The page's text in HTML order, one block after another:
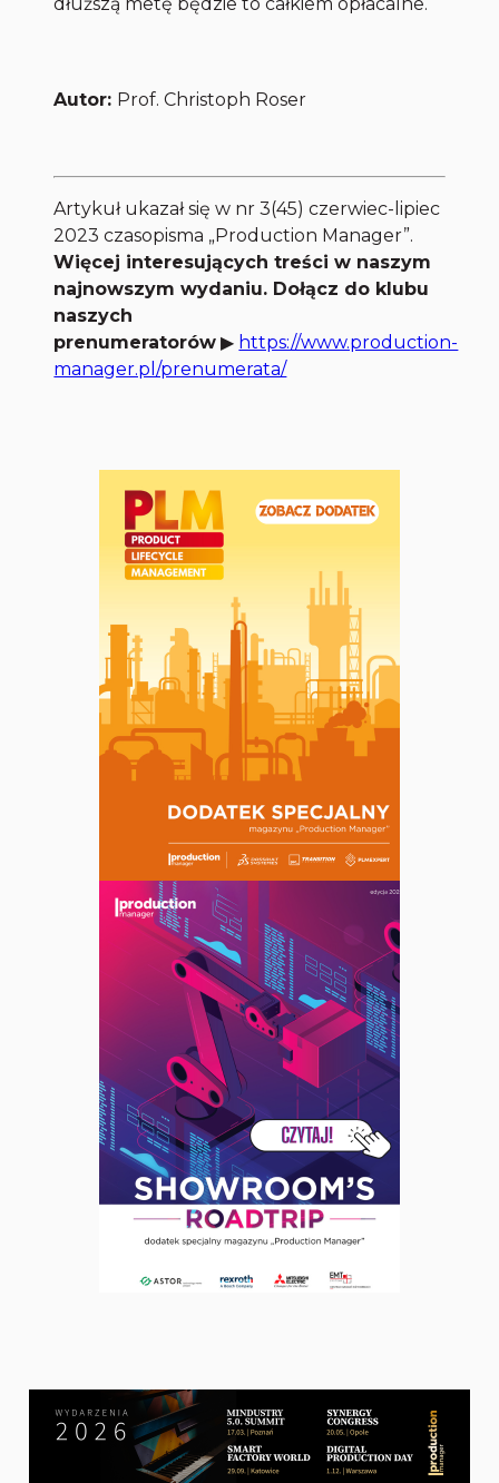
Autor: Prof. Christoph Roser
Artykuł ukazał się w nr 3(45) czerwiec-lipiec
2023 czasopisma „Production Manager”.
Więcej interesujących treści w naszym
najnowszym wydaniu. Dołącz do klubu
naszych
prenumeratorów ▶ https://www.production-
manager.pl/prenumerata/